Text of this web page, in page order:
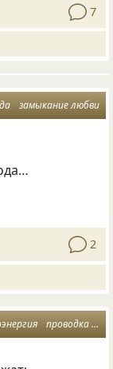
7
замыкание любви
2
проводка